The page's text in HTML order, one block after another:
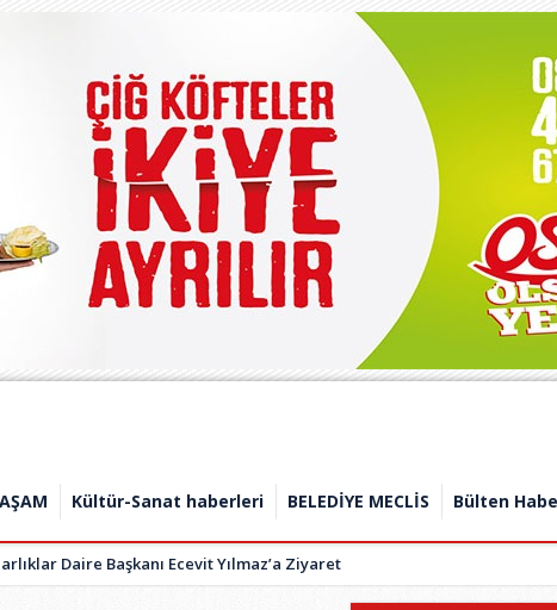
Kültür-Sanat haberleri BELEDİYE MECLİS Bülten
Daire Başkanı Ecevit Yılmaz’a Ziyaret